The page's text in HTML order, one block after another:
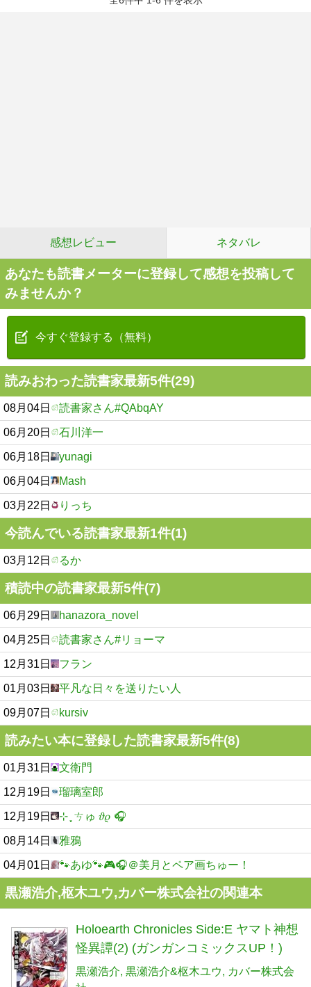
感想レビュー ネタバレ
あなたも読書メーターに登録して感想を投稿して
みませんか？
今すぐ登録する（無料）
読みおわった読書家最新5件(29)
08月04日 読書家さん#QAbqAY
06月20日 石川洋一
06月18日 yunagi
06月04日 Mash
03月22日 りっち
今読んでいる読書家最新1件(1)
03月12日 るか
積読中の読書家最新5件(7)
06月29日 hanazora_novel
04月25日 読書家さん#リョーマ
12月31日 フラン
01月03日 平凡な日々を送りたい人
09月07日 kursiv
読みたい本に登録した読書家最新5件(8)
01月31日 文衛門
12月19日 瑠璃室郎
12月19日 ⊹ ִֶָ ㄘゅ 𝜗𝜚 🎧️
08月14日 雅鴉
04月01日 🐾あゆ🐾🎮🎧＠美月とペア画ちゅー！
黒瀬浩介,枢木ユウ,カバー株式会社の関連本
Holoearth Chronicles Side:E ヤマト神想
怪異譚(2) (ガンガンコミックスUP！)
黒瀬浩介 黒瀬浩介&枢木ユウ
カバー株式会